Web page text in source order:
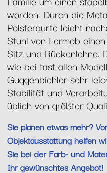
worden. Durch die
Polstergurte leicht
Stuhl von Fermob
Sitz und Rückenlehne.
wie bei fast allen
Guggenbichler sehr
Stabilität und
üblich von größter
Sie planen etwas mehr?
Objektausstattung helfen
Sie bei der Farb- und
Ihr gewünschtes Angebot!